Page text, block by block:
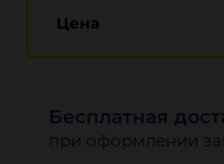
Цена
Бесплатная
при оформлении